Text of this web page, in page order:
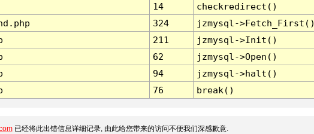
14
checkredirect()
324
jzmysql-
211
jzmysql->Init()
62
jzmysql->Open()
94
jzmysql->halt()
76 break()
已经将此出错信息详细记录, 由此给您带来的访问不便我们深感歉意.